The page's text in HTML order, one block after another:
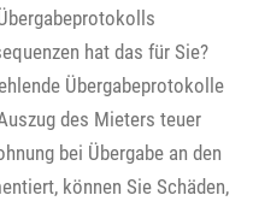
hat das für Sie?
Übergabeprotokolle
des Mieters teuer
bei Übergabe an den
können Sie Schäden,